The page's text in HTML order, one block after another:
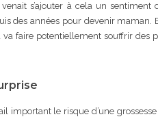
venait s’ajouter à cela un
des années pour devenir maman.
va faire potentiellement souffrir des
important le risque d’une